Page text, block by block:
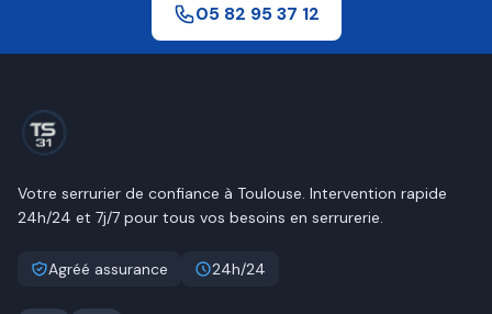
05 82 95 37 12
Votre serrurier de confiance à Toulouse. Intervention rapide
24h/24 et 7j/7 pour tous vos besoins en serrurerie.
Agréé assurance 24h/24